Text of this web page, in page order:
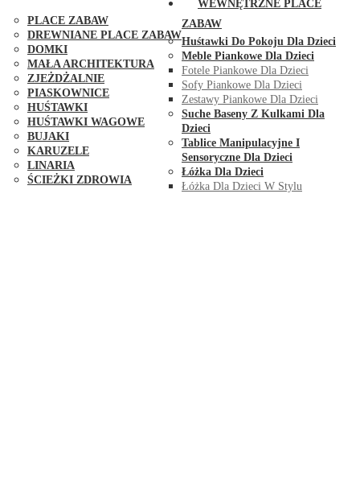
PLACE ZABAW
DREWNIANE PLACE ZABAW
DOMKI
MAŁA ARCHITEKTURA
ZJEŻDŻALNIE
PIASKOWNICE
HUŚTAWKI
HUŚTAWKI WAGOWE
BUJAKI
KARUZELE
LINARIA
ŚCIEŻKI ZDROWIA
WEWNĘTRZNE PLACE
ZABAW
Huśtawki Do Pokoju Dla Dzieci
Meble Piankowe Dla Dzieci
Fotele Piankowe Dla Dzieci
Sofy Piankowe Dla Dzieci
Zestawy Piankowe Dla Dzieci
Suche Baseny Z Kulkami Dla
Dzieci
Tablice Manipulacyjne I
Sensoryczne Dla Dzieci
Łóżka Dla Dzieci
Łóżka Dla Dzieci W Stylu